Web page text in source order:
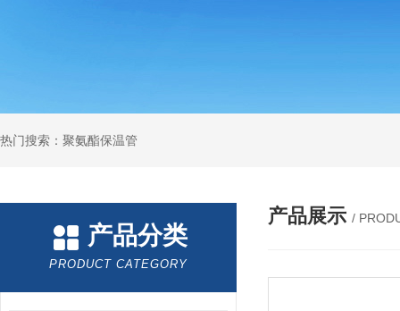
热门搜索：聚氨酯保温管
产品分类
PRODUCT CATEGORY
产品展示 /